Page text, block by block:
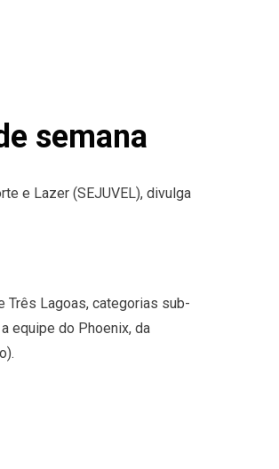
semana
e Lazer (SEJUVEL), divulga
Três Lagoas, categorias sub-
equipe do Phoenix, da